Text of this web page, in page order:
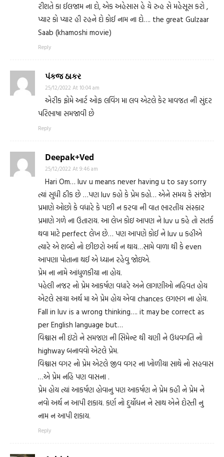
રીશતે કા ઈલજામ ના દો, એક અહેસાસ હે યે રુહ સે મહેસૂસ કરો ,
પ્યાર કો પ્યાર હી રહને દો કોઈ નામ ના દો…. the great Gulzaar
Saab (khamoshi movie)
Reply
પંકજ ઠાકર
25/12/2022 At 10:04 am
એરીક ફ્રોમે આર્ટ ઓફ લવિંગ મા લવ એટલે કેર માવજત ની સુંદર
પરિભાષા સમજાવી છે
Reply
Deepak+Ved
25/12/2022 At 9:46 am
Hari Om… luv u means never having u to say sorry
ત્યાં સુધી ઠીક છે …પણ luv કહો કે પ્રેમ કહો… એને સમય કે સંજોગ
પ્રમાણે ઓછો કે વધારે કે પછી ન કરવા ની વાત ભારતીય સંસ્કાર
પ્રમાણે ગળે ના ઉતારાય. આ લેખ કોઇ આપણ ને luv u કહે તો સતર્ક
થવા માટે perfect લેખ છે… પણ આપણે કોઈ ને luv u કહીએ
ત્યારે એ શબ્દો નો છીછરો અર્થ ન થાય…સામે વાળા થી કે even
આપણા પોતાના થઈ એ ધ્યાન રહેવુ જોઇએ.
પ્રેમ ના નામે આંધુળકીયા ના હોય.
પહેલી નજર નો પ્રેમ આકર્ષણ વધારે અને લાગણીઓ નહિવત હોય
એટલે સાચા અર્થ મા એ પ્રેમ હોય એવા chances લગભગ ના હોય.
Fall in luv is a wrong thinking…. it may be correct as
per English language but…
વિશ્વાસ ની ઇંટો ને સમજણ ની સિમેન્ટ થી ચણી ને ઉધવગતિ નો
highway બનાવવો એટલે પ્રેમ.
વિશ્વાસ વગર નો પ્રેમ એટલે જીવ વગર ના ખોળીયા સાથે નો સહવાસ
…એ પ્રેમ નહિ પણ વાસના .
પ્રેમ હોય ત્યાં આકર્ષણ હોવાનુ પણ આકર્ષણ ને પ્રેમ કહી ને પ્રેમ ને
નવો અર્થ ન આપી શકાય. કર્ણ નો દુર્યોધન ને સાથ એને દોસ્તી નુ
નામ ન આપી શકાય.
Reply